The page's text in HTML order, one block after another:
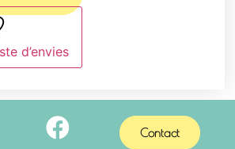
d’envies
Contact